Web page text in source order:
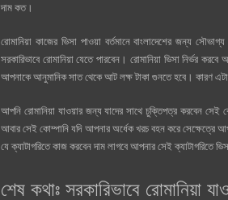
দাম কত।
রোমানিয়া কাজের ভিসা পাওয়া বর্তমানে বাংলাদেশের জন্য
সরকারিভাবে রোমানিয়া যেতে পারবেন। রোমানিয়া ভিসা নির্ভর
আপনাকে আনুমানিক সাত থেকে আট লক্ষ টাকা গুনতে হবে। কারণ এটা
আপনি রোমানিয়া যাওয়ার জন্য যাদের সাথে চুক্তিপত্র করবেন
আবার সেই কোম্পানি যদি আপনার অর্ধেক খরচ বহন করে সেক্ষেত্রে
যে ক্যাটাগরিতে কাজ করবেন দাম লাগবে আপনার সেই ক্যাটাগরিতে
শেষ কথাঃ সরকারিভাবে রোমানিয়া